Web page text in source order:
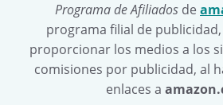
Programa de Afiliados de
programa filial de
proporcionar los medios a los
comisiones por publicidad, al
enlaces a